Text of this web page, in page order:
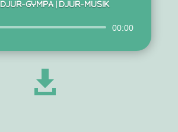
DJUR-GYMPA | DJUR-MUSIK
Ljudspelare 00:00
